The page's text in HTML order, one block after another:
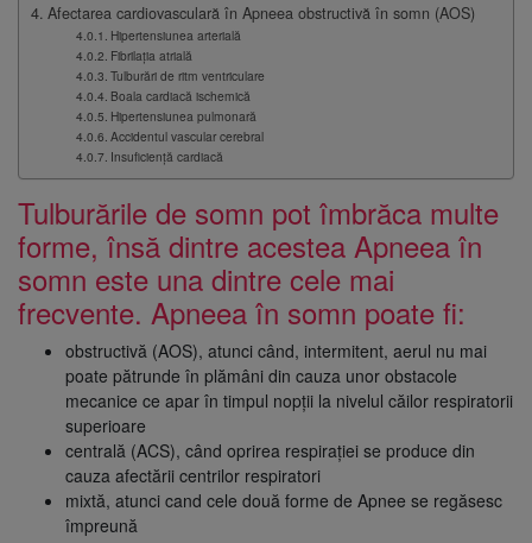
Afectarea cardiovasculară în Apneea obstructivă în somn (AOS)
Hipertensiunea arterială
Fibrilația atrială
Tulburări de ritm ventriculare
Boala cardiacă ischemică
Hipertensiunea pulmonară
Accidentul vascular cerebral
Insuficiență cardiacă
Tulburările de somn pot îmbrăca multe
forme, însă dintre acestea Apneea în
somn este una dintre cele mai
frecvente. Apneea în somn poate fi:
obstructivă (AOS), atunci când, intermitent, aerul nu mai
poate pătrunde în plămâni din cauza unor obstacole
mecanice ce apar în timpul nopții la nivelul căilor respiratorii
superioare
centrală (ACS), când oprirea respirației se produce din
cauza afectării centrilor respiratori
mixtă, atunci cand cele două forme de Apnee se regăsesc
împreună